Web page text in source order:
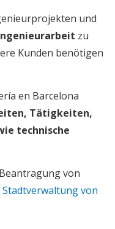
und
zu
Kunden benötigen
en Barcelona
Tätigkeiten,
technische
von
Stadtverwaltung von